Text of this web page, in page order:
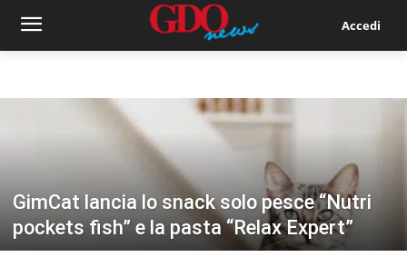
Accedi
GimCat lancia lo snack solo pesce “Nutri
pockets fish” e la pasta “Relax Expert”